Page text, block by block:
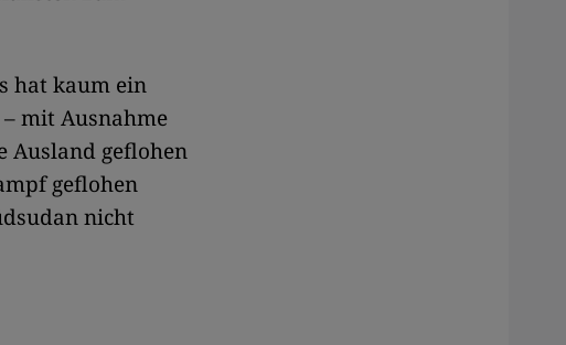
hat kaum ein
mit Ausnahme
Ausland geflohen
geflohen
nicht